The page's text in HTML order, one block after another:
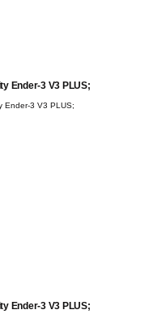
Ender-3 V3 PLUS;
Ender-3 V3 PLUS;
Ender-3 V3 PLUS;